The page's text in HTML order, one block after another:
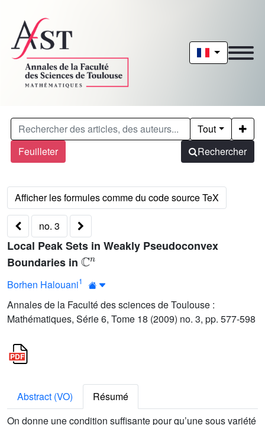
Feuilleter
Tout
Rechercher
no. 3
Local Peak Sets in Weakly Pseudoconvex
Boundaries in
ℂn
Borhen Halouani1
Annales de la Faculté des sciences de Toulouse :
Mathématiques, Série 6, Tome 18 (2009) no. 3, pp. 577-598
Abstract (VO)
Résumé
On donne une condition suffisante pour qu’une sous variété